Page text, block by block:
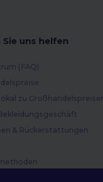
Sie uns helfen
(FAQ)
zu
& Rückerstattungen